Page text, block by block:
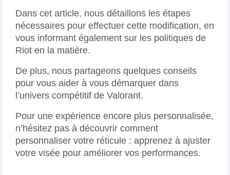
Dans cet article, nous détaillons les étapes
nécessaires pour effectuer cette modification, en
vous informant également sur les politiques de
Riot en la matière.
De plus, nous partageons quelques conseils
pour vous aider à vous démarquer dans
l’univers compétitif de Valorant.
Pour une expérience encore plus personnalisée,
n’hésitez pas à découvrir comment
personnaliser votre réticule : apprenez à ajuster
votre visée pour améliorer vos performances.